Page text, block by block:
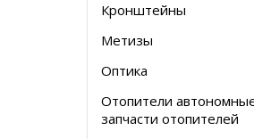
Кронштейны
Метизы
Оптика
Отопители
запчасти отопителей